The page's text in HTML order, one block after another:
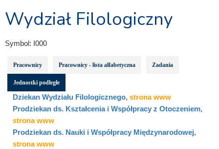
Wydział Filologiczny
Symbol: I000
Pracownicy Pracownicy - lista alfabetyczna Zadania
Jednostki podległe
Dziekan Wydziału Filologicznego, strona www
Prodziekan ds. Kształcenia i Współpracy z Otoczeniem,
strona www
Prodziekan ds. Nauki i Współpracy Międzynarodowej,
strona www